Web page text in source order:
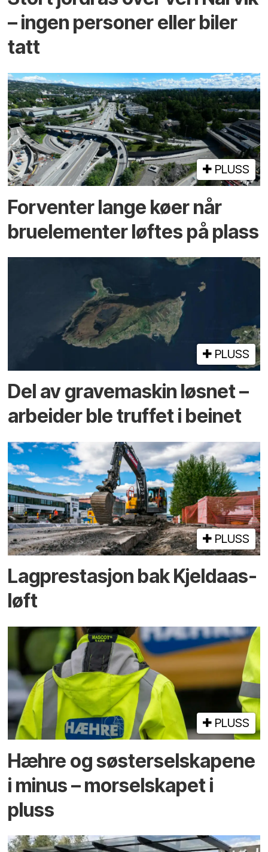
– ingen personer eller biler
tatt
PLUSS
Forventer lange køer når
bru­elementer løftes på plass
PLUSS
Del av grave­maskin løsnet –
arbeider ble truffet i beinet
PLUSS
Lagprestasjon bak Kjeldaas-
løft
PLUSS
Hæhre og søster­selskapene
i minus – mor­selskapet i
pluss